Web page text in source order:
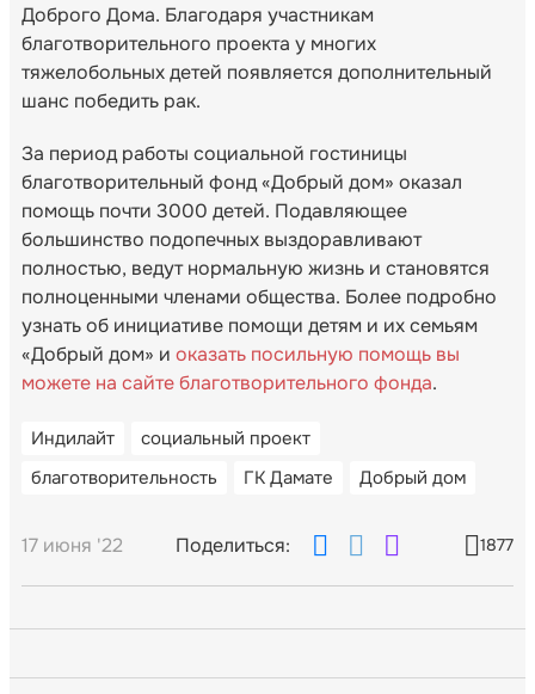
Доброго Дома. Благодаря участникам
благотворительного проекта у многих
тяжелобольных детей появляется дополнительный
шанс победить рак.
За период работы социальной гостиницы
благотворительный фонд «Добрый дом» оказал
помощь почти 3000 детей. Подавляющее
большинство подопечных выздоравливают
полностью, ведут нормальную жизнь и становятся
полноценными членами общества. Более подробно
узнать об инициативе помощи детям и их семьям
«Добрый дом» и оказать посильную помощь вы
можете на сайте благотворительного фонда.
Индилайт
социальный проект
благотворительность
ГК Дамате Добрый дом
17 июня '22 Поделиться: 1877